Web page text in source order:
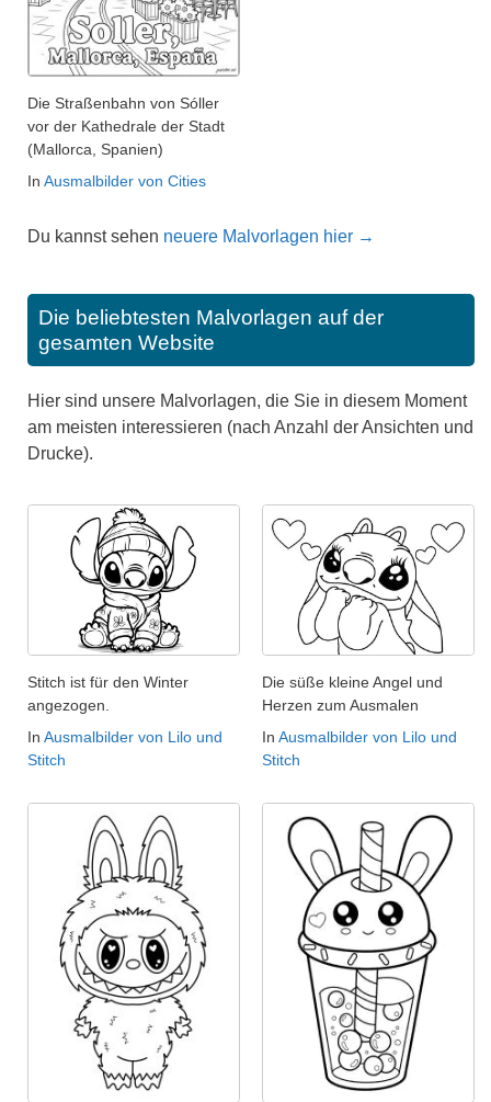
Die Straßenbahn von Sóller
vor der Kathedrale der Stadt
(Mallorca, Spanien)
In Ausmalbilder von Cities
Du kannst sehen neuere Malvorlagen hier →
Die beliebtesten Malvorlagen auf der
gesamten Website
Hier sind unsere Malvorlagen, die Sie in diesem Moment
am meisten interessieren (nach Anzahl der Ansichten und
Drucke).
Stitch ist für den Winter
angezogen.
In Ausmalbilder von Lilo und
Stitch
Die süße kleine Angel und
Herzen zum Ausmalen
In Ausmalbilder von Lilo und
Stitch